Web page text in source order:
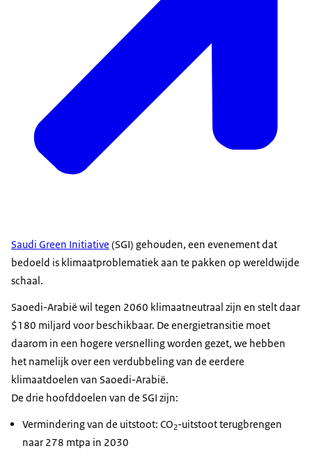
Saudi Green Initiative (SGI) gehouden, een evenement dat
bedoeld is klimaatproblematiek aan te pakken op wereldwijde
schaal.
Saoedi-Arabië wil tegen 2060 klimaatneutraal zijn en stelt daar
$180 miljard voor beschikbaar. De energietransitie moet
daarom in een hogere versnelling worden gezet, we hebben
het namelijk over een verdubbeling van de eerdere
klimaatdoelen van Saoedi-Arabië.
De drie hoofddoelen van de SGI zijn:
Vermindering van de uitstoot: CO2-uitstoot terugbrengen
naar 278 mtpa in 2030